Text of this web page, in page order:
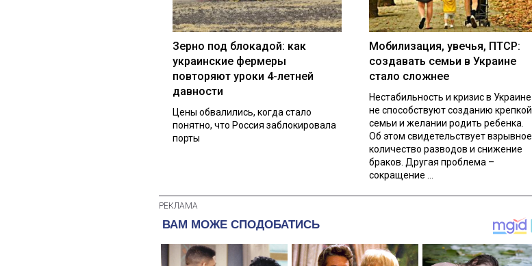
Зерно под блокадой: как
украинские фермеры
повторяют уроки 4-летней
давности
Цены обвалились, когда стало
понятно, что Россия заблокировала
порты
Мобилизация, увечья, ПТСР:
создавать семьи в Украине
стало сложнее
Нестабильность и кризис в Украине
не способствуют созданию крепкой
семьи и желании родить ребенка.
Об этом свидетельствует взрывное
количество разводов и снижение
браков. Другая проблема –
сокращение ...